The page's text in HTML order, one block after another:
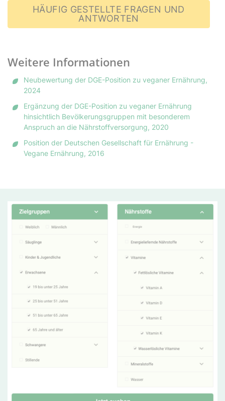
HÄUFIG GESTELLTE FRAGEN UND
ANTWORTEN
Weitere Informationen
Neubewertung der DGE-Position zu veganer Ernährung,
2024
Ergänzung der DGE-Position zu veganer Ernährung
hinsichtlich Bevölkerungsgruppen mit besonderem
Anspruch an die Nährstoffversorgung, 2020
Position der Deutschen Gesellschaft für Ernährung -
Vegane Ernährung, 2016